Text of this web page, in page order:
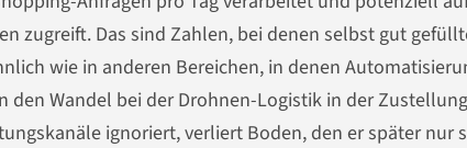
zugreift. Das sind Zahlen, bei denen selbst gut
wie in anderen Bereichen, in denen
den Wandel bei der Drohnen-Logistik in der
ignoriert, verliert Boden, den er später nur